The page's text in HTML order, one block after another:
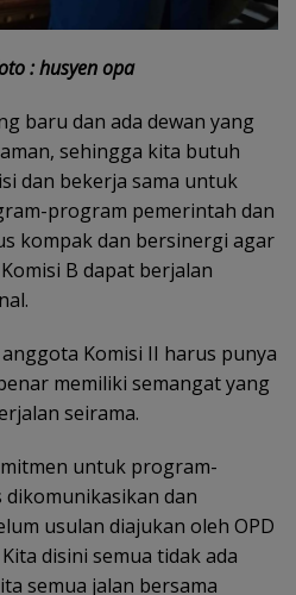
: husyen opa
baru dan ada dewan yang
sehingga kita butuh
dan bekerja sama untuk
program pemerintah dan
kompak dan bersinergi agar
B dapat berjalan
Komisi II harus punya
memiliki semangat yang
seirama.
untuk program-
dan
usulan diajukan oleh OPD
disini semua tidak ada
semua jalan bersama